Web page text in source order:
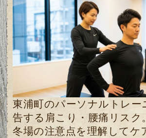
東浦町のパーソナルトレー
告する肩こり・腰痛リスク
冬場の注意点を理解してケ